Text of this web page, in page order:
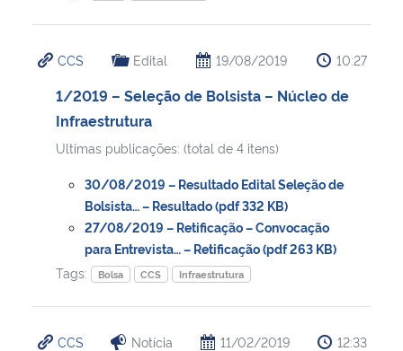
CCS Edital 19/08/2019 10:27
1/2019 – Seleção de Bolsista – Núcleo de
Infraestrutura
Ultimas publicações: (total de 4 itens)
30/08/2019 – Resultado Edital Seleção de
Bolsista… – Resultado (pdf 332 KB)
27/08/2019 – Retificação – Convocação
para Entrevista… – Retificação (pdf 263 KB)
Tags:
Bolsa CCS Infraestrutura
CCS Notícia 11/02/2019 12:33